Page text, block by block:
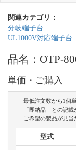
関連カテゴリ：
分岐端子台
UL1000V対応端子台
品名：OTP-
単価・ご購入
最低注文数から1個
「即納品」との記
ご希望の製品が見当
型式